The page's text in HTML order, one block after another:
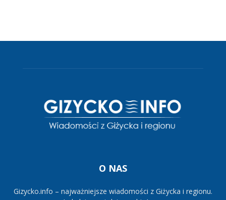
O NAS
Gizycko.info – najważniejsze wiadomości z Giżycka i regionu.